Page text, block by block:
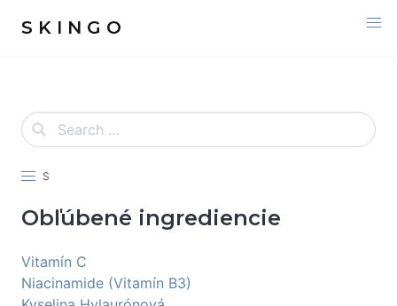
S K I N G O
S
Obľúbené ingrediencie
Vitamín C
Niacinamide (Vitamín B3)